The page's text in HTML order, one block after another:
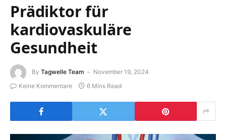
Prädiktor für
kardiovaskuläre
Gesundheit
By Tagwelle Team
November 19, 2024
Keine Kommentare
6 Mins Read